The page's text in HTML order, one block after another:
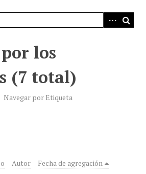
los
(7 total)
Navegar por Etiqueta
Autor Fecha de agregación